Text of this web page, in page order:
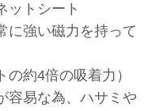
ットシート
に強い磁力を持って
の約4倍の吸着力）
容易な為、ハサミや